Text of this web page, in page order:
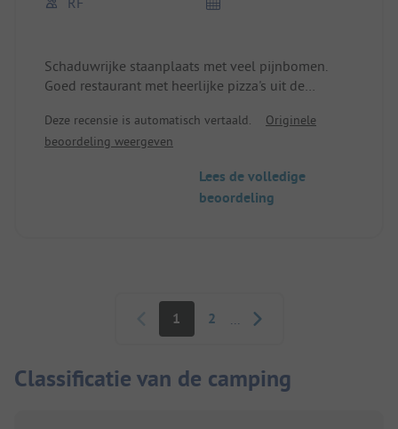
Schaduwrijke staanplaats met veel pijnbomen.
Goed restaurant met heerlijke pizza's uit de
verbetering vatbaar.
Deze recensie is automatisch vertaald.
Originele
beoordeling weergeven
Lees de volledige
beoordeling
1 2 ...
Classificatie van de camping